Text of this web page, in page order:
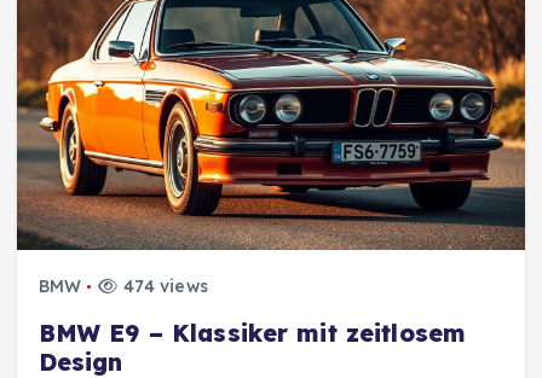
BMW 474 views
BMW E9 – Klassiker mit zeitlosem
Design